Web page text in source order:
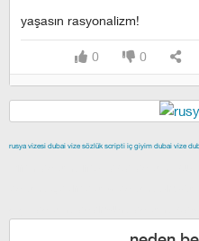
yaşasın rasyonalizm!
0 0
rusya vizesi dubai vize sözlük scripti iç giyim dubai vize